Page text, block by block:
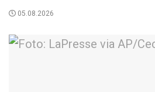
05.08.2026